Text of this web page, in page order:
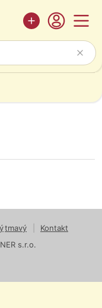
tmavý
Kontakt
s.r.o.